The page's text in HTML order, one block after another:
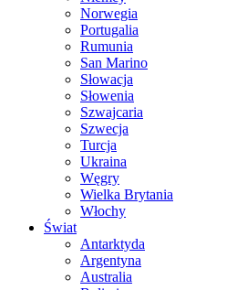
Norwegia
Portugalia
Rumunia
San Marino
Słowacja
Słowenia
Szwajcaria
Szwecja
Turcja
Ukraina
Węgry
Wielka Brytania
Włochy
Świat
Antarktyda
Argentyna
Australia